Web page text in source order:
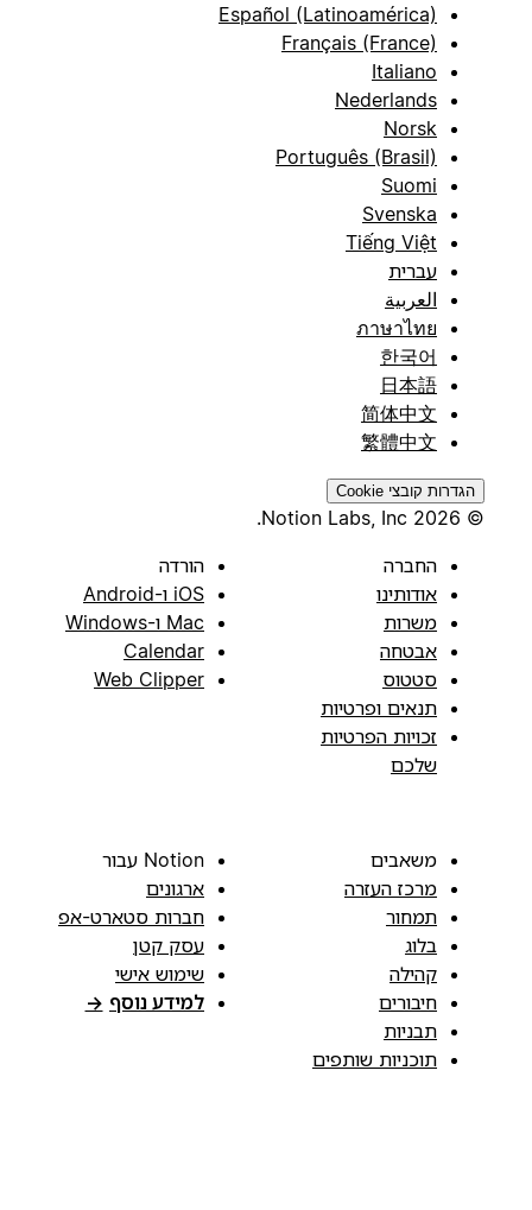
Español (Latinoamérica)
Français (France)
Italiano
Nederlands
Norsk
Português (Brasil)
Suomi
Svenska
Tiếng Việt
עברית
العربية
ภาษาไทย
한국어
日本語
简体中文
繁體中文
הגדרות קובצי Cookie
החברה
אודותינו
משרות
אבטחה
סטטוס
תנאים ופרטיות
זכויות הפרטיות
שלכם
הורדה
iOS ו-Android
Mac ו-Windows
Calendar
Web Clipper
משאבים
מרכז העזרה
תמחור
בלוג
קהילה
חיבורים
תבניות
תוכניות שותפים
Notion עבור
ארגונים
חברות סטארט-אפ
עסק קטן
שימוש אישי
למידע נוסף →